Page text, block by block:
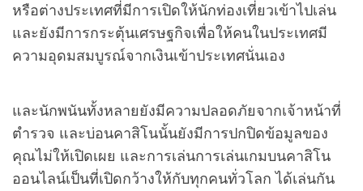
หรือต่างประเทศที่มีการเปิดให้นักท่องเที่ยวเข้าไปเล่น
และยังมีการกระตุ้นเศรษฐกิจเพื่อให้คนในประเทศมี
ความอุดมสมบูรณ์จากเงินเข้าประเทศนั่นเอง
และนักพนันทั้งหลายยังมีความปลอดภัยจากเจ้าหน้าที่
ตำรวจ และบ่อนคาสิโนนั้นยังมีการปกปิดข้อมูลของ
คุณไม่ให้เปิดเผย และการเล่นการเล่นเกมบนคาสิโน
ออนไลน์เป็นที่เปิดกว้างให้กับทุกคนทั่วโลก ได้เล่นกัน